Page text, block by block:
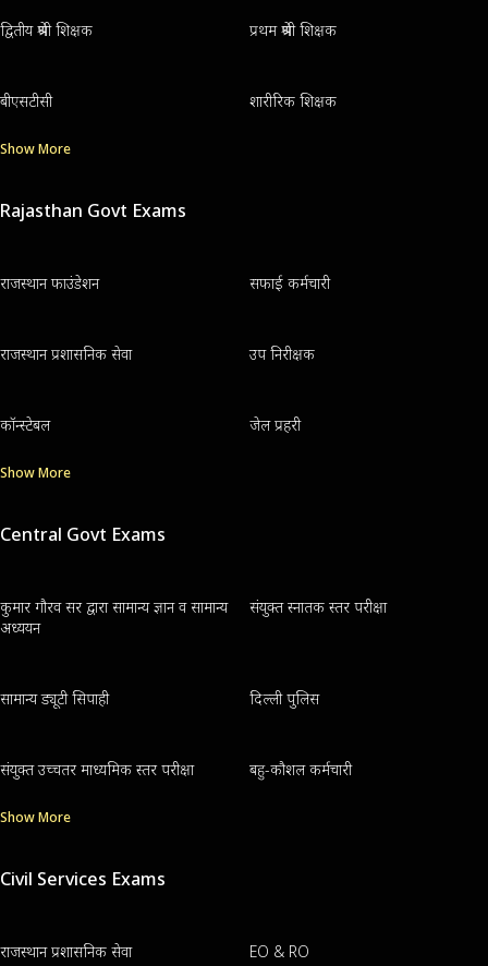
द्वितीय श्रेणी शिक्षक प्रथम श्रेणी शिक्षक
बीएसटीसी शारीरिक शिक्षक
Show More
Rajasthan Govt Exams
राजस्थान फाउंडेशन सफाई कर्मचारी
राजस्थान प्रशासनिक सेवा उप निरीक्षक
कॉन्स्टेबल जेल प्रहरी
Show More
Central Govt Exams
कुमार गौरव सर द्वारा सामान्य ज्ञान व सामान्य
अध्ययन
संयुक्त स्नातक स्तर परीक्षा
सामान्य ड्यूटी सिपाही दिल्ली पुलिस
संयुक्त उच्चतर माध्यमिक स्तर परीक्षा बहु-कौशल कर्मचारी
Show More
Civil Services Exams
राजस्थान प्रशासनिक सेवा EO & RO